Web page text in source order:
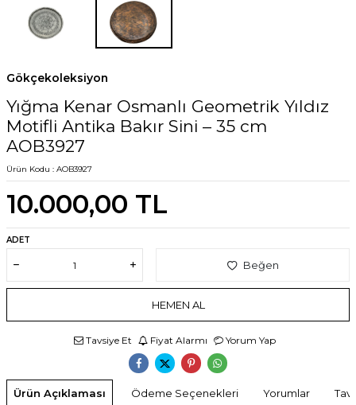
Gökçekoleksiyon
Yığma Kenar Osmanlı Geometrik Yıldız
Motifli Antika Bakır Sini – 35 cm
AOB3927
Ürün Kodu : AOB3927
10.000,00 TL
ADET
Beğen
HEMEN AL
Tavsiye Et Fiyat Alarmı Yorum Yap
Ürün Açıklaması Ödeme Seçenekleri Yorumlar